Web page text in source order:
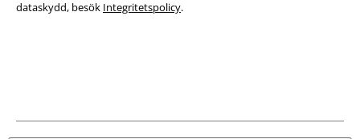
dataskydd, besök Integritetspolicy.
Juridisk information/Villkor